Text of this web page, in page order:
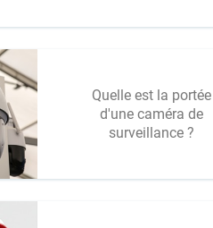
Quelle est la portée
d'une caméra de
surveillance ?